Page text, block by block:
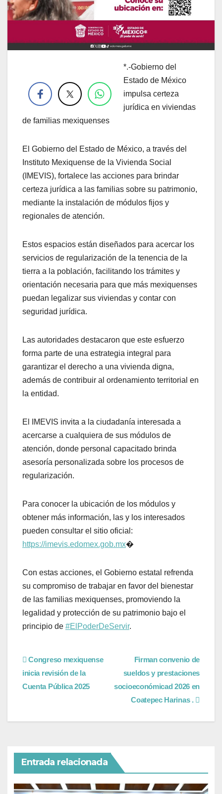
*.-Gobierno del
Estado de México
impulsa certeza
jurídica en viviendas
de familias mexiquenses
El Gobierno del Estado de México, a través del
Instituto Mexiquense de la Vivienda Social
(IMEVIS), fortalece las acciones para brindar
certeza jurídica a las familias sobre su patrimonio,
mediante la instalación de módulos fijos y
regionales de atención.
Estos espacios están diseñados para acercar los
servicios de regularización de la tenencia de la
tierra a la población, facilitando los trámites y
orientación necesaria para que más mexiquenses
puedan legalizar sus viviendas y contar con
seguridad jurídica.
Las autoridades destacaron que este esfuerzo
forma parte de una estrategia integral para
garantizar el derecho a una vivienda digna,
además de contribuir al ordenamiento territorial en
la entidad.
El IMEVIS invita a la ciudadanía interesada a
acercarse a cualquiera de sus módulos de
atención, donde personal capacitado brinda
asesoría personalizada sobre los procesos de
regularización.
Para conocer la ubicación de los módulos y
obtener más información, las y los interesados
pueden consultar el sitio oficial:
https://imevis.edomex.gob.mx⁠�
Con estas acciones, el Gobierno estatal refrenda
su compromiso de trabajar en favor del bienestar
de las familias mexiquenses, promoviendo la
legalidad y protección de su patrimonio bajo el
principio de #ElPoderDeServir.
Firman convenio de
sueldos y prestaciones
socioeconómicad 2026 en
Coatepec Harinas .
Congreso mexiquense
inicia revisión de la
Cuenta Pública 2025
Entrada relacionada